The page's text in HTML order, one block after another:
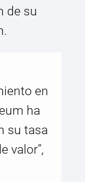
de su
en
ha
su tasa
valor”,